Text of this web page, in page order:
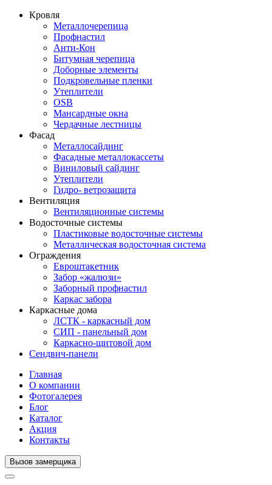
Кровля
Металлочерепица
Профнастил
Анти-Кон
Битумная черепица
Доборные элементы
Подкровельные пленки
Утеплители
OSB
Мансардные окна
Чердачные лестницы
Фасад
Металлосайдинг
Фасадные металлокассеты
Виниловый сайдинг
Утеплители
Гидро- ветрозащита
Вентиляция
Вентиляционные системы
Водосточные системы
Пластиковые водосточные системы
Металлическая водосточная система
Ограждения
Евроштакетник
Забор «жалюзи»
Заборный профнастил
Каркас забора
Каркасные дома
ЛСТК - каркасный дом
СИП - панельный дом
Каркасно-щитовой дом
Сендвич-панели
Главная
О компании
Фотогалерея
Блог
Каталог
Акция
Контакты
Вызов замерщика